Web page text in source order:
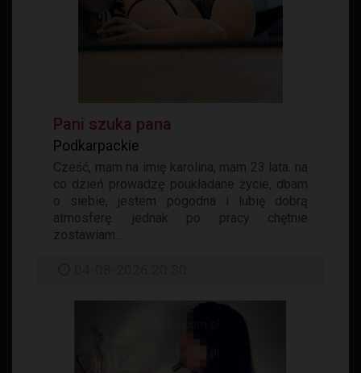
Pani szuka pana
Podkarpackie
Cześć, mam na imię karolina, mam 23 lata. na
co dzień prowadzę poukładane życie, dbam
o siebie, jestem pogodna i lubię dobrą
atmosferę. jednak po pracy chętnie
zostawiam...